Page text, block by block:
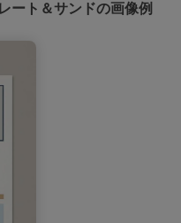
ート＆サンドの画像例